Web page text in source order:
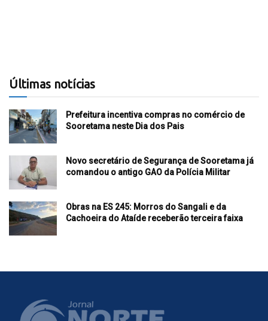
Últimas notícias
Prefeitura incentiva compras no comércio de
Sooretama neste Dia dos Pais
Novo secretário de Segurança de Sooretama já
comandou o antigo GAO da Polícia Militar
Obras na ES 245: Morros do Sangali e da
Cachoeira do Ataíde receberão terceira faixa